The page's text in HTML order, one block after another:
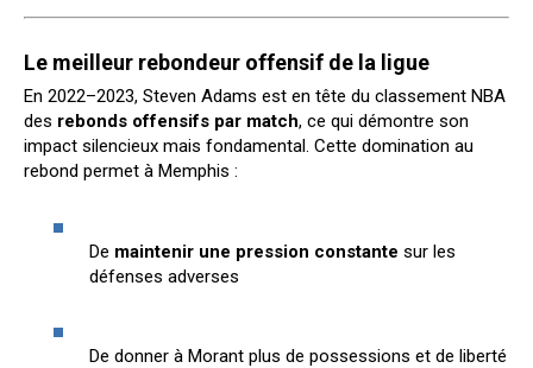
Le meilleur rebondeur offensif de la ligue
En 2022–2023, Steven Adams est en tête du classement NBA
des rebonds offensifs par match, ce qui démontre son
impact silencieux mais fondamental. Cette domination au
rebond permet à Memphis :
De maintenir une pression constante sur les
défenses adverses
De donner à Morant plus de possessions et de liberté